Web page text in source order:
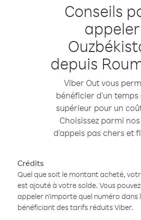
Conseils
appeler
depuis
Viber Out vous
bénéficier d'un temps
supérieur pour un
Choisissez parmi
d'appels pas chers et
Crédits
Quel que soit le montant acheté,
est ajouté à votre solde. Vous
appeler n'importe quel numéro dans
bénéficiant des tarifs réduits Viber.